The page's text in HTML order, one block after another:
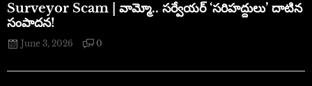
​Surveyor Scam | వామ్మో.. సర్వేయర్ ‘సరిహద్దులు’ దాటిన
సంపాదన!
June 3, 2026 0